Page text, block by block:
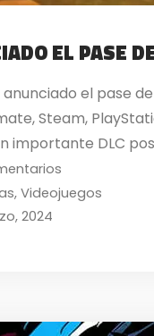
EL PASE
anunciado el pase
Steam,
importante DLC
,Videojuegos
2024